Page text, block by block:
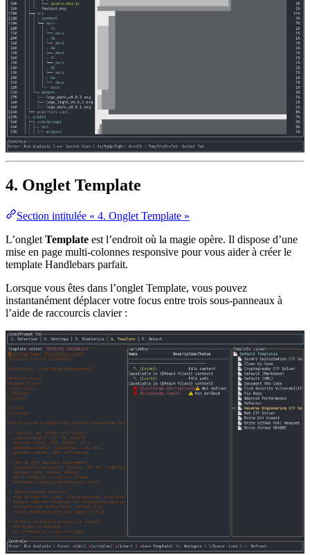
4. Onglet Template
Section intitulée « 4. Onglet Template »
L’onglet Template est l’endroit où la magie opère. Il dispose d’une
mise en page multi-colonnes responsive pour vous aider à créer le
template Handlebars parfait.
Lorsque vous êtes dans l’onglet Template, vous pouvez
instantanément déplacer votre focus entre trois sous-panneaux à
l’aide de raccourcis clavier :